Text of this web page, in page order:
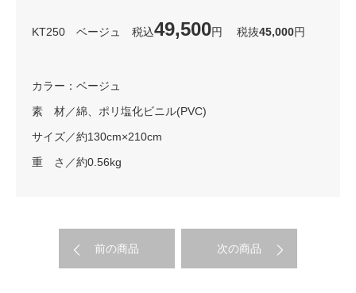
KT250 ベージュ 税込49,500円 税抜45,000円
カラー：ベージュ
素 材／綿、ポリ塩化ビニル(PVC)
サイズ／約130cm×210cm
重 さ／約0.56kg
前の商品 次の商品